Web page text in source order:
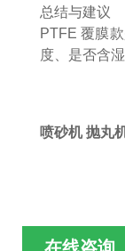
总结与建议
PTFE 覆膜
度、是否含
喷砂机 抛丸